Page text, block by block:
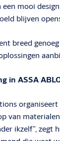
mooi
blijven
breed
in ASSA
van
ikzelf”, zegt